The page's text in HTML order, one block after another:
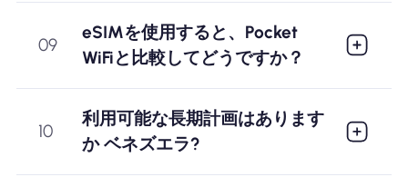
09
eSIMを使用すると、Pocket
WiFiと比較してどうですか？
10
利用可能な長期計画はあります
か ベネズエラ?